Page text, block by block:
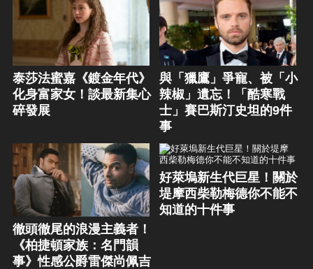
泰莎法蜜嘉《鍍金年代》
化身富家女！談最新集心
碎發展
與「獵鷹」爭寵、被「小
辣椒」遺忘！「酷寒戰
士」賽巴斯汀史坦的9件
事
徹頭徹尾的浪漫主義者！
《柏捷頓家族：名門韻
事》性感公爵雷傑尚佩吉
好萊塢新生代巨星！關於
堤摩西柴勒梅德你不能不
知道的十件事